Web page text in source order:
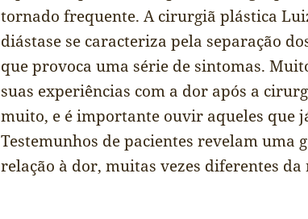
tornado frequente. A cirurgiã plástica
diástase se caracteriza pela separação
que provoca uma série de sintomas.
suas experiências com a dor após a
muito, e é importante ouvir aqueles que
Testemunhos de pacientes revelam uma
relação à dor, muitas vezes diferentes da